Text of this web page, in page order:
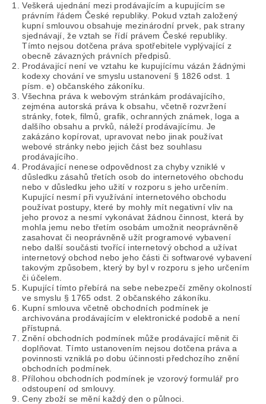
Veškerá ujednání mezi prodávajícím a kupujícím se
právním řádem České republiky. Pokud vztah založený
kupní smlouvou obsahuje mezinárodní prvek, pak strany
sjednávají, že vztah se řídí právem České republiky.
Tímto nejsou dotčena práva spotřebitele vyplývající z
obecně závazných právních předpisů.
Prodávající není ve vztahu ke kupujícímu vázán žádnými
kodexy chování ve smyslu ustanovení § 1826 odst. 1
písm. e) občanského zákoníku.
Všechna práva k webovým stránkám prodávajícího,
zejména autorská práva k obsahu, včetně rozvržení
stránky, fotek, filmů, grafik, ochranných známek, loga a
dalšího obsahu a prvků, náleží prodávajícímu. Je
zakázáno kopírovat, upravovat nebo jinak používat
webové stránky nebo jejich část bez souhlasu
prodávajícího.
Prodávající nenese odpovědnost za chyby vzniklé v
důsledku zásahů třetích osob do internetového obchodu
nebo v důsledku jeho užití v rozporu s jeho určením.
Kupující nesmí při využívání internetového obchodu
používat postupy, které by mohly mít negativní vliv na
jeho provoz a nesmí vykonávat žádnou činnost, která by
mohla jemu nebo třetím osobám umožnit neoprávněně
zasahovat či neoprávněně užít programové vybavení
nebo další součásti tvořící internetový obchod a užívat
internetový obchod nebo jeho části či softwarové vybavení
takovým způsobem, který by byl v rozporu s jeho určením
či účelem.
Kupující tímto přebírá na sebe nebezpečí změny okolností
ve smyslu § 1765 odst. 2 občanského zákoníku.
Kupní smlouva včetně obchodních podmínek je
archivována prodávajícím v elektronické podobě a není
přístupná.
Znění obchodních podmínek může prodávající měnit či
doplňovat. Tímto ustanovením nejsou dotčena práva a
povinnosti vzniklá po dobu účinnosti předchozího znění
obchodních podmínek.
Přílohou obchodních podmínek je vzorový formulář pro
odstoupení od smlouvy.
Ceny zboží se mění každý den o půlnoci.